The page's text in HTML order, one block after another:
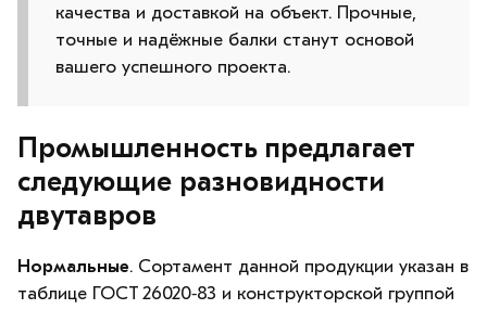
качества и доставкой на объект. Прочные,
точные и надёжные балки станут основой
вашего успешного проекта.
Промышленность предлагает
следующие разновидности
двутавров
Нормальные. Сортамент данной продукции указан в
таблице ГОСТ 26020‑83 и конструкторской группой